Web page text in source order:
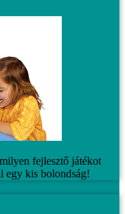
fejlesztő játékot
egy kis bolondság!